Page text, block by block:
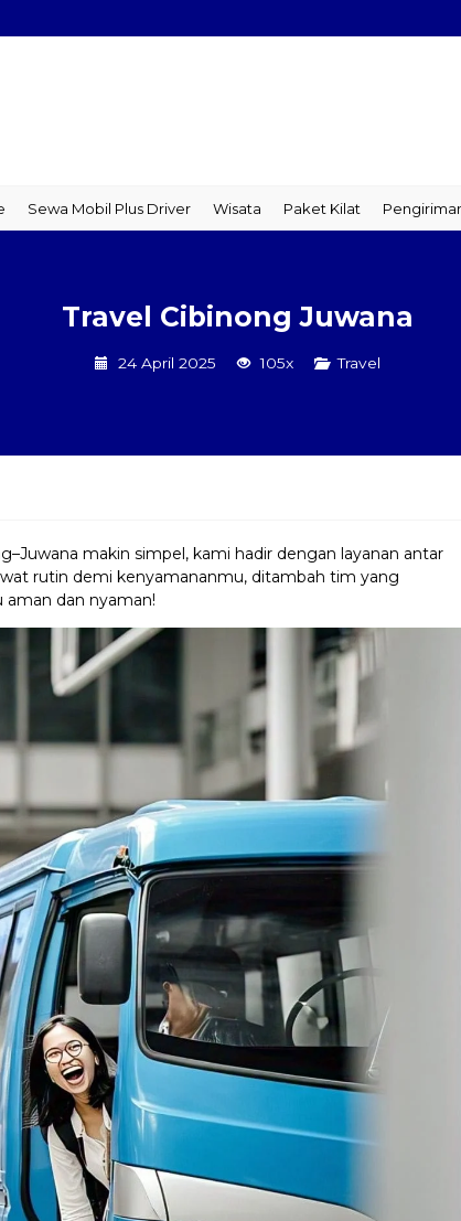
Plus Driver Wisata Paket Kilat Pengiriman Barang
Travel Cibinong Juwana
24 April 2025 105x Travel
makin simpel, kami hadir dengan layanan antar
rutin demi kenyamananmu, ditambah tim yang
aman dan nyaman!